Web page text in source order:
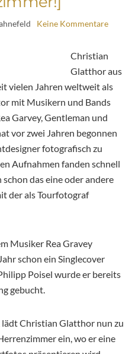
Keine Kommentare
Christian
Glatthor aus
vielen Jahren weltweit als
mit Musikern und Bands
Garvey, Gentleman und
vor zwei Jahren begonnen
fotografisch zu
Aufnahmen fanden schnell
das eine oder andere
der als Tourfotograf
Musiker Rea Gravey
schon ein Singlecover
Poisel wurde er bereits
gebucht.
lädt Christian Glatthor nun zu
ein, wo er eine